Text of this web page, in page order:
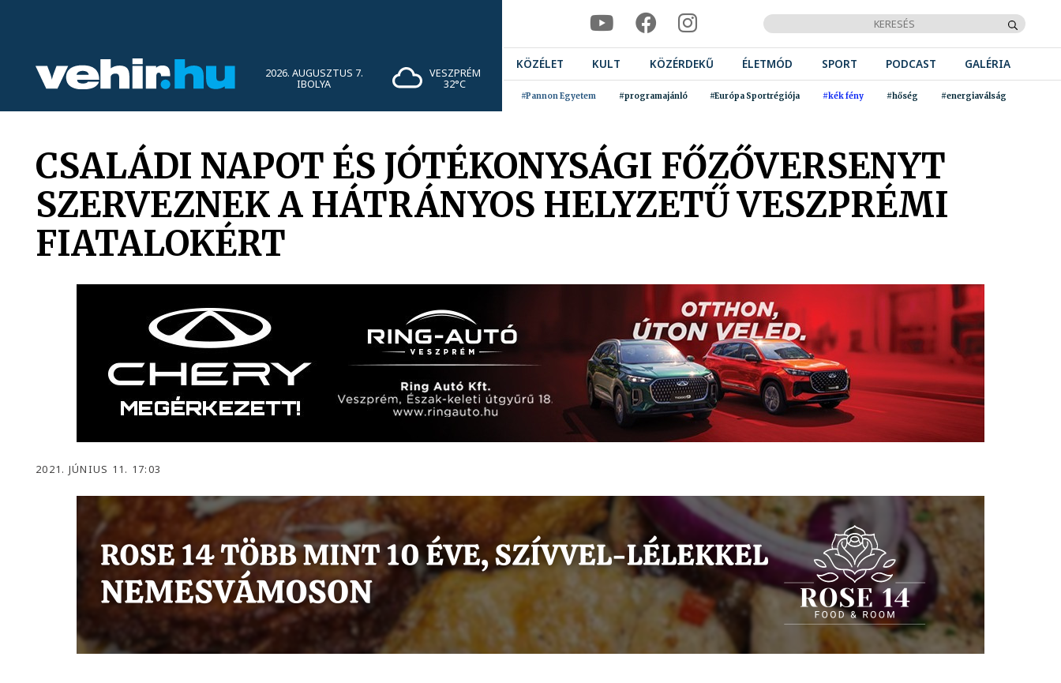
2026. AUGUSZTUS 7.
IBOLYA
VESZPRÉM
32°C
KÖZÉLET KULT KÖZÉRDEKŰ ÉLETMÓD SPORT PODCAST GALÉRIA
#Pannon Egyetem #programajánló #Európa Sportrégiója #kék fény #hőség #energiaválság
CSALÁDI NAPOT ÉS JÓTÉKONYSÁGI FŐZŐVERSENYT
SZERVEZNEK A HÁTRÁNYOS HELYZETŰ VESZPRÉMI
FIATALOKÉRT
2021. JÚNIUS 11. 17:03